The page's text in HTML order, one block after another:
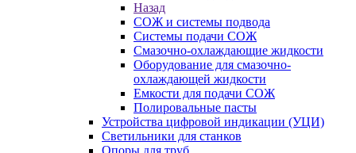
Назад
СОЖ и системы подвода
Системы подачи СОЖ
Смазочно-охлаждающие жидкости
Оборудование для смазочно-
охлаждающей жидкости
Емкости для подачи СОЖ
Полировальные пасты
Устройства цифровой индикации (УЦИ)
Светильники для станков
Опоры для труб